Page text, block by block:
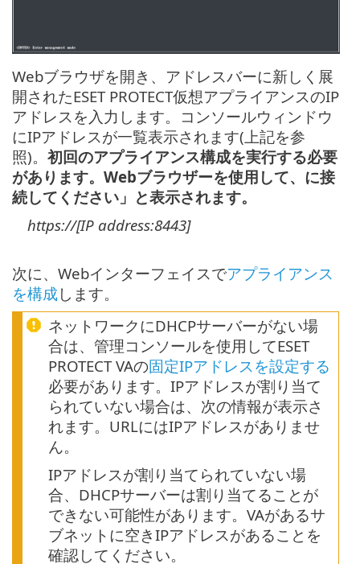
Webブラウザを開き、アドレスバーに新しく展
開されたESET PROTECT仮想アプライアンスのIP
アドレスを入力します。コンソールウィンドウ
にIPアドレスが一覧表示されます(上記を参
照)。 初回のアプライアンス構成を実行する必要
があります。Webブラウザーを使用して、に接
続してください」と表示されます。
https://[IP address:8443]
次に、Webインターフェイスでアプライアンス
を構成します。
ネットワークにDHCPサーバーがない場
合は、管理コンソールを使用してESET
PROTECT VAの固定IPアドレスを設定する
必要があります。IPアドレスが割り当て
られていない場合は、次の情報が表示さ
れます。URLにはIPアドレスがありませ
ん。
IPアドレスが割り当てられていない場
合、DHCPサーバーは割り当てることが
できない可能性があります。VAがあるサ
ブネットに空きIPアドレスがあることを
確認してください。